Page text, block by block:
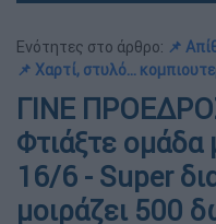
Ενότητες στο άρθρο: 📌
📌 Χαρτί, στυλό…
ΓΙΝΕ
Φτιάξτε ομάδα
16/6 - Super
μοιράζει 500